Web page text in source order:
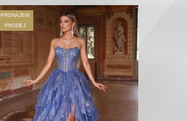
PRONÁJEM
PRODEJ